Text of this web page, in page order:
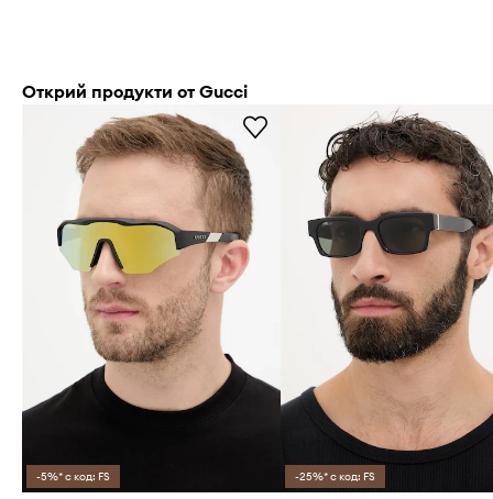
Открий продукти от Gucci
-5%* с код: FS -25%* с код: FS